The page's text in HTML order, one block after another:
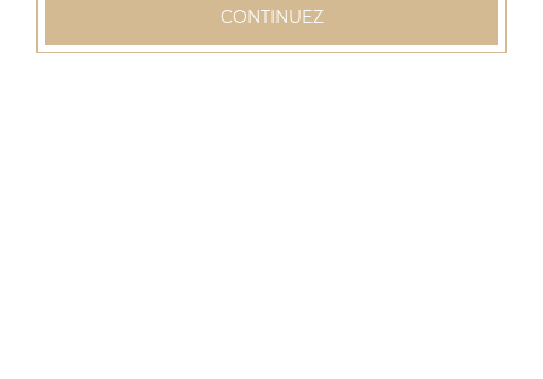
CONTINUEZ